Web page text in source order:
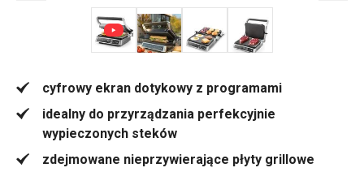
cyfrowy ekran dotykowy z programami
idealny do przyrządzania perfekcyjnie
wypieczonych steków
zdejmowane nieprzywierające płyty grillowe